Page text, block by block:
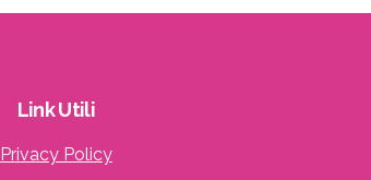
LinkUtili
Privacy Policy